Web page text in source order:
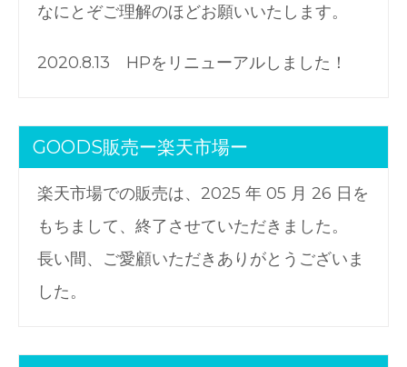
なにとぞご理解のほどお願いいたします。
2020.8.13 HPをリニューアルしました！
GOODS販売ー楽天市場ー
楽天市場での販売は、2025 年 05 月 26 日を
もちまして、終了させていただきました。
長い間、ご愛顧いただきありがとうございま
した。